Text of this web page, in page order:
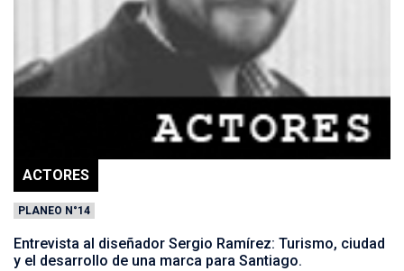
ACTORES
PLANEO N°14
Entrevista al diseñador Sergio Ramírez: Turismo, ciudad
y el desarrollo de una marca para Santiago.